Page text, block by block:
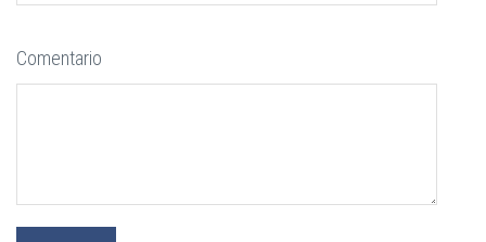
Comentario